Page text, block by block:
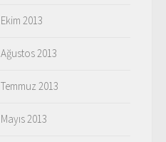
Ekim 2013
Ağustos 2013
Temmuz 2013
Mayıs 2013